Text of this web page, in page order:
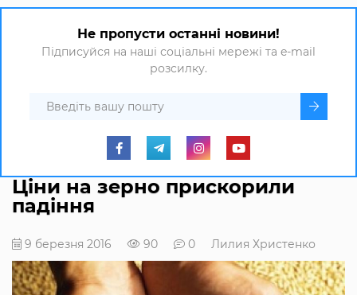
Не пропусти останні новини!
Підписуйся на наші соціальні мережі та e-mail
розсилку.
Ціни на зерно прискорили
падіння
9 березня 2016 90 0 Лилия Христенко